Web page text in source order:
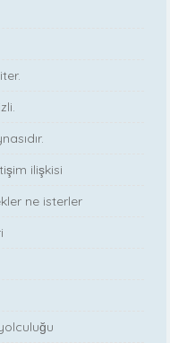
ilişkisi
ne isterler